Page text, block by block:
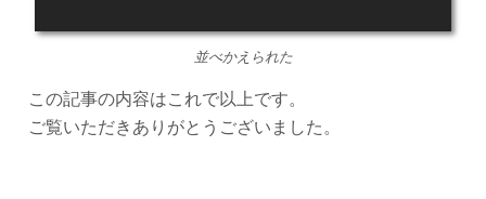
並べかえられた
この記事の内容はこれで以上です。
ご覧いただきありがとうございました。